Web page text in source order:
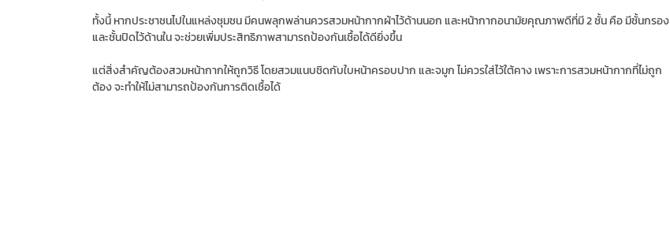
ทั้งนี้ หากประชาชนไปในแหล่งชุมชน มีคนพลุกพล่านควรสวมหน้ากากผ้าไว้ด้านนอก และหน้ากากอนามัยคุณภาพดีที่มี 2 ชั้น คือ มีชั้นกรอง
และชั้นปิดไว้ด้านใน จะช่วยเพิ่มประสิทธิภาพสามารถป้องกันเชื้อได้ดียิ่งขึ้น
แต่สิ่งสำคัญต้องสวมหน้ากากให้ถูกวิธี โดยสวมแนบชิดกับใบหน้าครอบปาก และจมูก ไม่ควรใส่ไว้ใต้คาง เพราะการสวมหน้ากากที่ไม่ถูก
ต้อง จะทำให้ไม่สามารถป้องกันการติดเชื้อได้